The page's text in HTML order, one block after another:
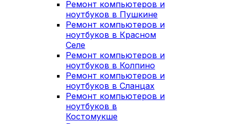
Ремонт компьютеров и
ноутбуков в Пушкине
Ремонт компьютеров и
ноутбуков в Красном
Селе
Ремонт компьютеров и
ноутбуков в Колпино
Ремонт компьютеров и
ноутбуков в Сланцах
Ремонт компьютеров и
ноутбуков в
Костомукше